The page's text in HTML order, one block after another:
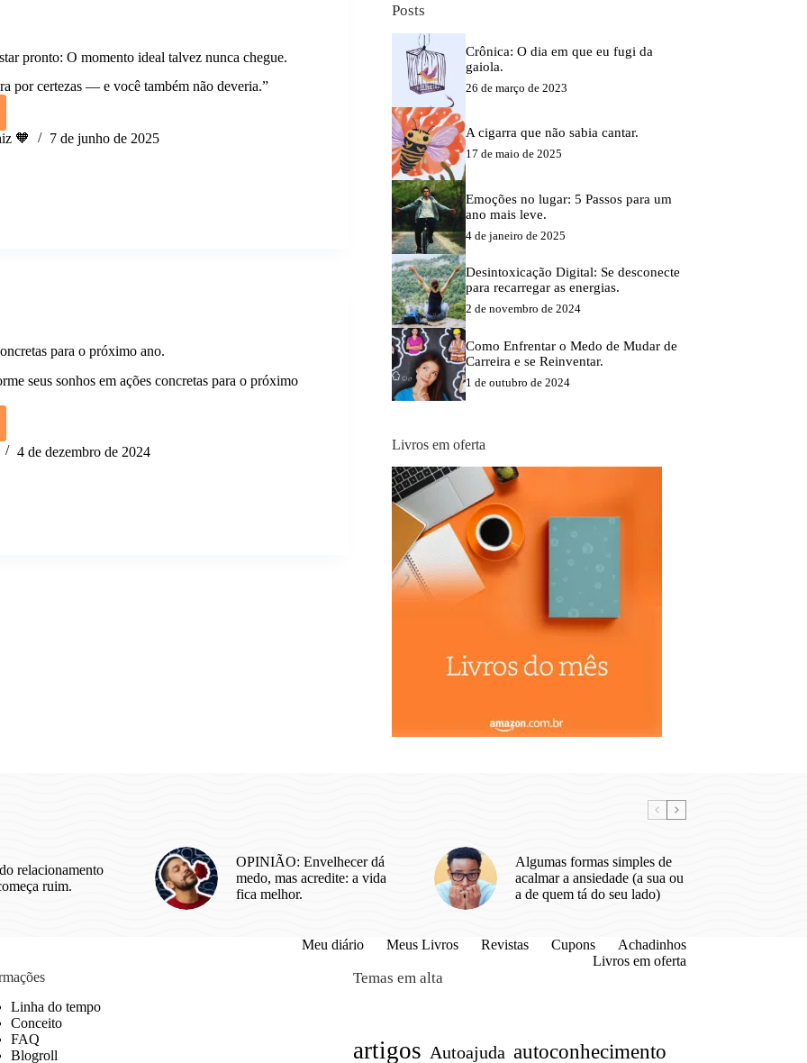
pronto: O momento ideal talvez nunca chegue.
por certezas — e você também não deveria.”
🧡 7 de junho de 2025
para o próximo ano.
seus sonhos em ações concretas para o próximo
4 de dezembro de 2024
Posts
Crônica: O dia em que eu fugi da
gaiola.
26 de março de 2023
A cigarra que não sabia cantar.
17 de maio de 2025
Emoções no lugar: 5 Passos para um
ano mais leve.
4 de janeiro de 2025
Desintoxicação Digital: Se desconecte
para recarregar as energias.
2 de novembro de 2024
Como Enfrentar o Medo de Mudar de
Carreira e se Reinventar.
1 de outubro de 2024
Livros em oferta
relacionamento
ruim.
OPINIÃO: Envelhecer dá
medo, mas acredite: a vida
fica melhor.
Algumas formas simples de
acalmar a ansiedade (a sua ou
a de quem tá do seu lado)
Meu diário Meus Livros Revistas Cupons
Achadinhos
Livros em oferta
Linha do tempo
Conceito
FAQ
Blogroll
Temas em alta
artigos Autoajuda autoconhecimento